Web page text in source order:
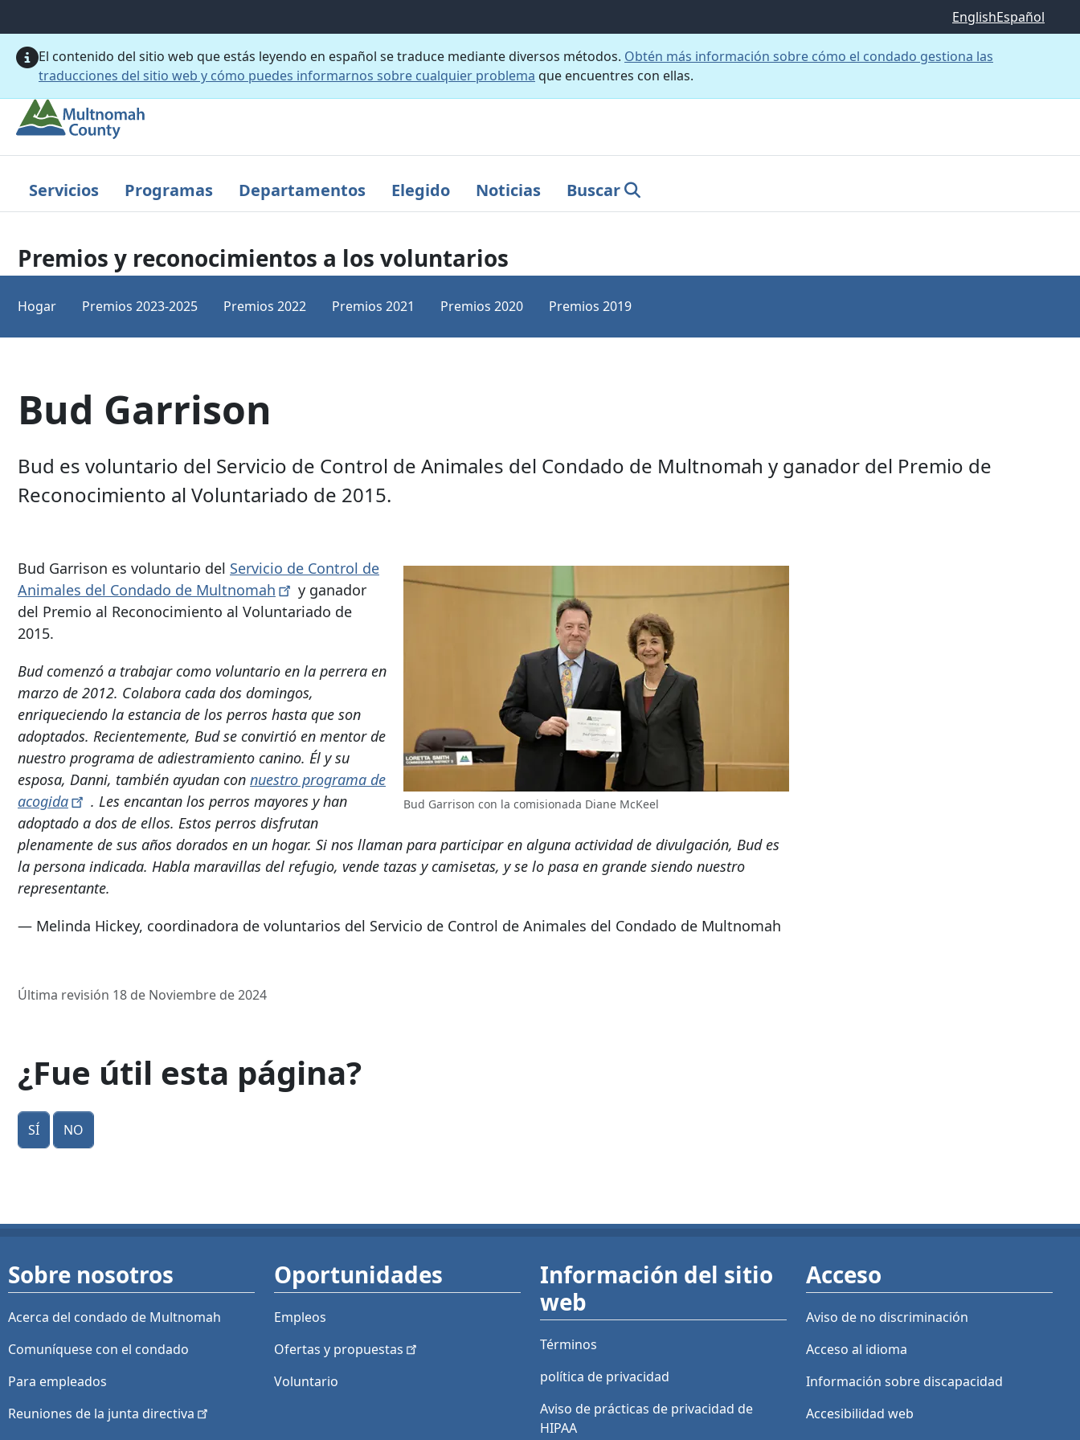
EnglishEspañol
El contenido del sitio web que estás leyendo en español se traduce mediante diversos métodos. Obtén más información sobre cómo el condado gestiona las
traducciones del sitio web y cómo puedes informarnos sobre cualquier problema que encuentres con ellas.
Servicios Programas Departamentos Elegido Noticias Buscar
Premios y reconocimientos a los voluntarios
Hogar Premios 2023-2025 Premios 2022 Premios 2021 Premios 2020 Premios 2019
Bud Garrison
Bud es voluntario del Servicio de Control de Animales del Condado de Multnomah y ganador del Premio de
Reconocimiento al Voluntariado de 2015.
Bud Garrison con la comisionada Diane McKeel
Bud Garrison es voluntario del Servicio de Control de
Animales del Condado de Multnomah
y ganador
del Premio al Reconocimiento al Voluntariado de
2015.
Bud comenzó a trabajar como voluntario en la perrera en
marzo de 2012. Colabora cada dos domingos,
enriqueciendo la estancia de los perros hasta que son
adoptados. Recientemente, Bud se convirtió en mentor de
nuestro programa de adiestramiento canino. Él y su
esposa, Danni, también ayudan con nuestro programa de
acogida
. Les encantan los perros mayores y han
adoptado a dos de ellos. Estos perros disfrutan
plenamente de sus años dorados en un hogar. Si nos llaman para participar en alguna actividad de divulgación, Bud es
la persona indicada. Habla maravillas del refugio, vende tazas y camisetas, y se lo pasa en grande siendo nuestro
representante.
— Melinda Hickey, coordinadora de voluntarios del Servicio de Control de Animales del Condado de Multnomah
Última revisión 18 de Noviembre de 2024
¿Fue útil esta página?
Sí No
Sobre nosotros
Acerca del condado de Multnomah
Comuníquese con el condado
Para empleados
Reuniones de la junta directiva
Oportunidades
Empleos
Ofertas y propuestas
Voluntario
Información del sitio
web
Términos
política de privacidad
Aviso de prácticas de privacidad de
HIPAA
Acceso
Aviso de no discriminación
Acceso al idioma
Información sobre discapacidad
Accesibilidad web